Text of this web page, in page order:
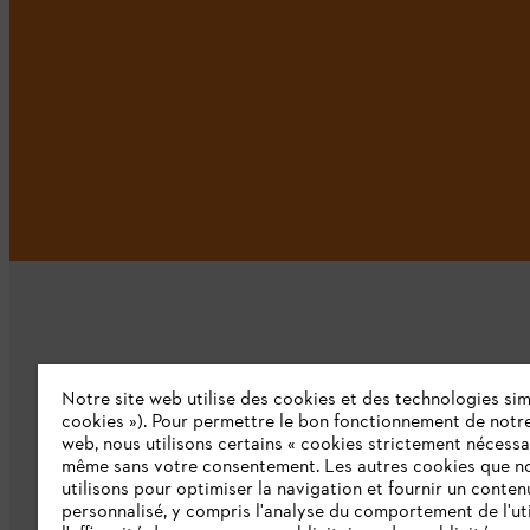
L'Entreprise
Qui sommes-nous ?
Presse
Notre site web utilise des cookies et des technologies
cookies »). Pour permettre le bon fonctionnement de
web, nous utilisons certains « cookies strictement
même sans votre consentement. Les autres cookies que
utilisons pour optimiser la navigation et fournir un
personnalisé, y compris l'analyse du comportement de